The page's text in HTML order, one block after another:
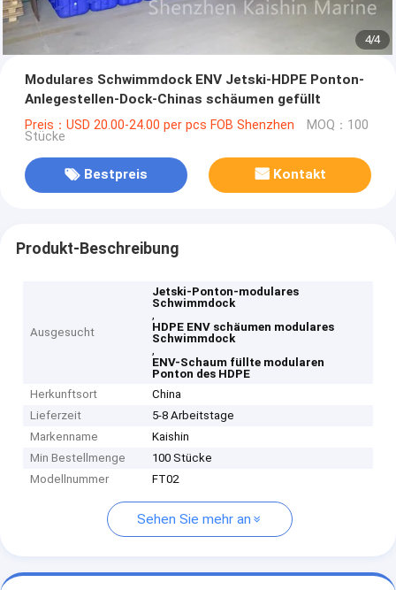
4/4
Modulares Schwimmdock ENV Jetski-HDPE Ponton-
Anlegestellen-Dock-Chinas schäumen gefüllt
Preis：USD 20.00-24.00 per pcs FOB Shenzhen MOQ：100
Stücke
Bestpreis Kontakt
Produkt-Beschreibung
Ausgesucht
Jetski-Ponton-modulares
Schwimmdock
,
HDPE ENV schäumen modulares
Schwimmdock
,
ENV-Schaum füllte modularen
Ponton des HDPE
Herkunftsort
China
Lieferzeit
5-8 Arbeitstage
Markenname
Kaishin
Min Bestellmenge
100 Stücke
Modellnummer
FT02
Sehen Sie mehr an